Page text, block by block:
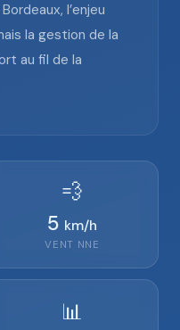
l’enjeu
la gestion de la
au fil de la
💨
5 km/h
VENT NNE
📊